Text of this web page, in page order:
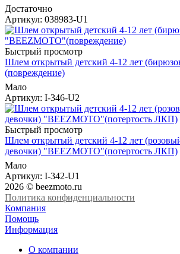
Достаточно
Артикул: 038983-U1
Быстрый просмотр
Шлем открытый детский 4-12 лет
(повреждение)
Мало
Артикул: I-346-U2
Быстрый просмотр
Шлем открытый детский 4-12 лет
девочки) "BEEZMOTO"(потертость ЛКП)
Мало
Артикул: I-342-U1
2026 © beezmoto.ru
Политика конфиденциальности
Компания
Помощь
Информация
О компании